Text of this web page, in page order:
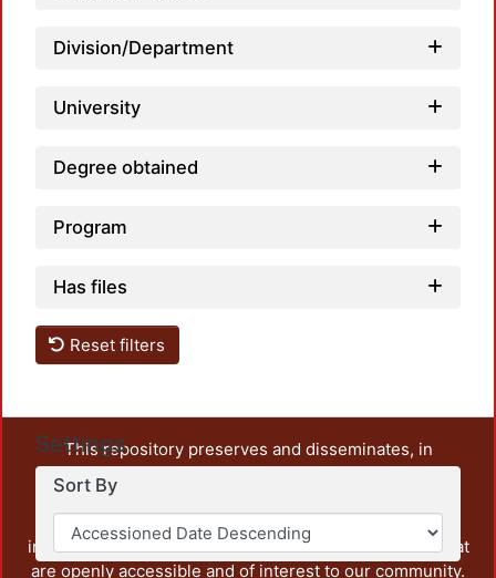
Division/Department
University
Degree obtained
Program
Has files
Reset filters
Settings
Sort By
This repository preserves and disseminates, in
unrestricted open access, the teaching and research
output of UAM Azcapotzalco. It also includes some
administrative and graphic documents from the
institution, as well as content from other institutions that
are openly accessible and of interest to our community.